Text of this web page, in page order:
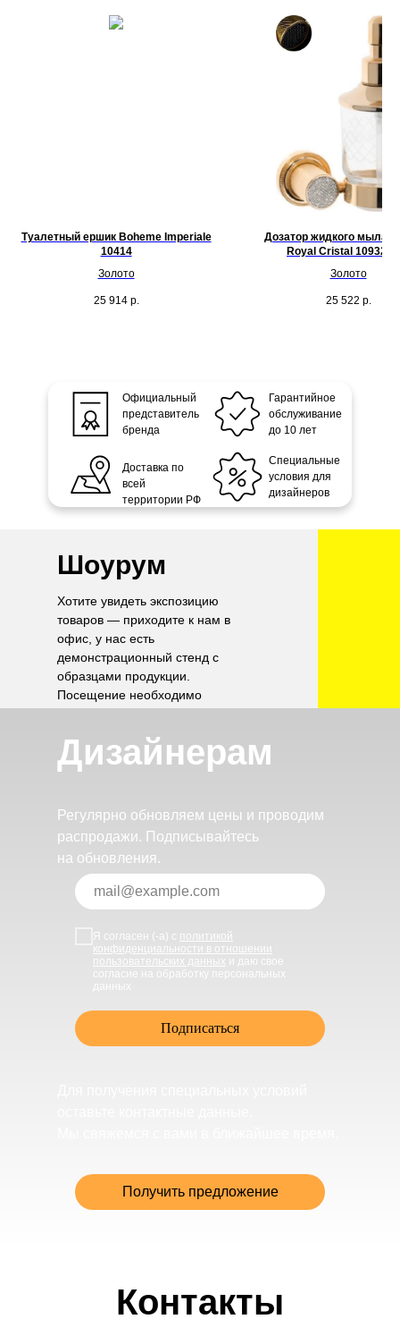
Туалетный ершик Boheme Imperiale
10414
Золото
25 914 р.
Дозатор жидкого мыла
Royal Cristal 10932-
Золото
25 522 р.
Официальный
представитель
бренда
Доставка по
всей
территории РФ
Гарантийное
обслуживание
до 10 лет
Специальные
условия для
дизайнеров
Шоурум
Хотите увидеть экспозицию
товаров — приходите к нам в
офис, у нас есть
демонстрационный стенд с
образцами продукции.
Посещение необходимо
Дизайнерам
Регулярно обновляем цены и проводим
распродажи. Подписывайтесь
на обновления.
Я согласен (-а) с политикой
конфиденциальности в отношении
пользовательских данных и даю свое
согласие на обработку персональных
данных
Подписаться
Получить предложение
Контакты